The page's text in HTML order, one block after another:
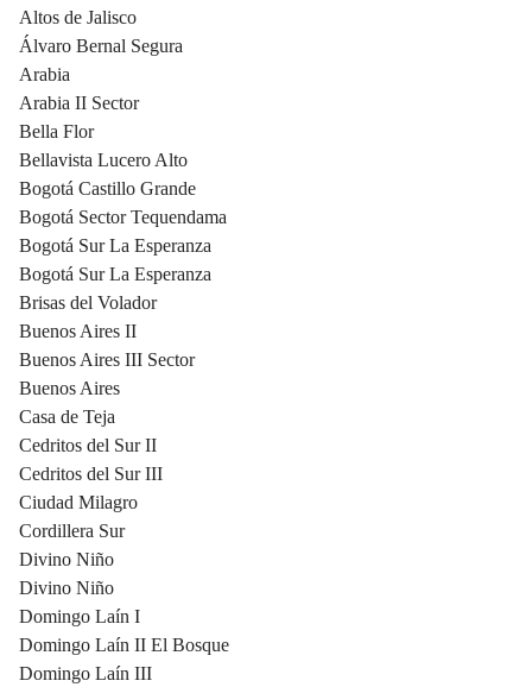
Altos de Jalisco
Álvaro Bernal Segura
Arabia
Arabia II Sector
Bella Flor
Bellavista Lucero Alto
Bogotá Castillo Grande
Bogotá Sector Tequendama
Bogotá Sur La Esperanza
Bogotá Sur La Esperanza
Brisas del Volador
Buenos Aires II
Buenos Aires III Sector
Buenos Aires
Casa de Teja
Cedritos del Sur II
Cedritos del Sur III
Ciudad Milagro
Cordillera Sur
Divino Niño
Divino Niño
Domingo Laín I
Domingo Laín II El Bosque
Domingo Laín III